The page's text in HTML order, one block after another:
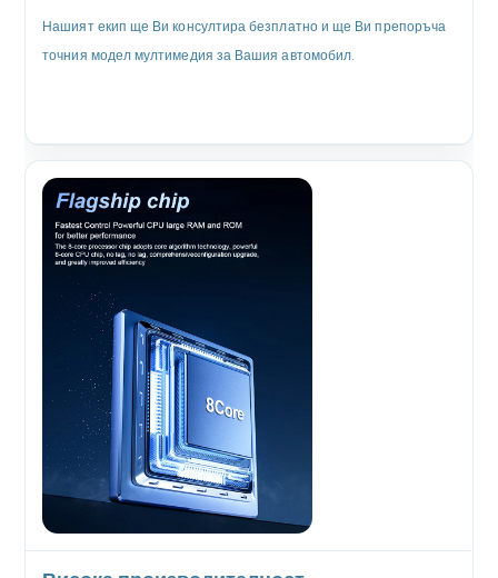
Нашият екип ще Ви консултира безплатно и ще Ви препоръча
точния модел мултимедия за Вашия автомобил.